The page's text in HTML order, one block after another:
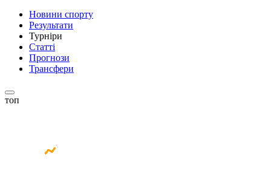
Новини спорту
Результати
Турніри
Статті
Прогнози
Трансфери
топ